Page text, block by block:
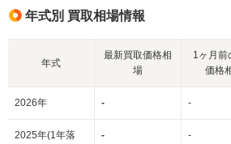
年式別 買取相場情報
年式
最新買取価格相
場
1ヶ月前
価格
2026年 - -
2025年(1年落
- -